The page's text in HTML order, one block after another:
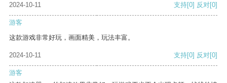
2024-10-11 支持[0] 反对[0]
游客
这款游戏非常好玩，画面精美，玩法丰富。
2024-10-11 支持[0] 反对[0]
游客